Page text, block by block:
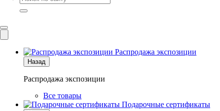
Распродажа экспозиции
Назад
Распродажа экспозиции
Все товары
Подарочные сертификаты